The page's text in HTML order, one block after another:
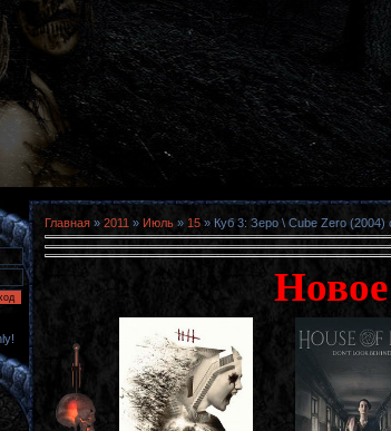
Главная » 2011 » Июль » 15 » Куб 3: Зеро \ Cube Zero